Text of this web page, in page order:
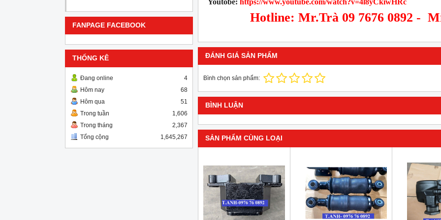
FANPAGE FACEBOOK
THỐNG KÊ
Đang online
4
Hôm nay
68
Hôm qua
51
Trong tuần
1,606
Trong tháng
2,367
Tổng cộng
1,645,267
Hotline: Mr.Trà 09 7676 0892 -
ĐÁNH GIÁ SẢN PHẨM
Bình chọn sản phẩm:
BÌNH LUẬN
SẢN PHẨM CÙNG LOẠI